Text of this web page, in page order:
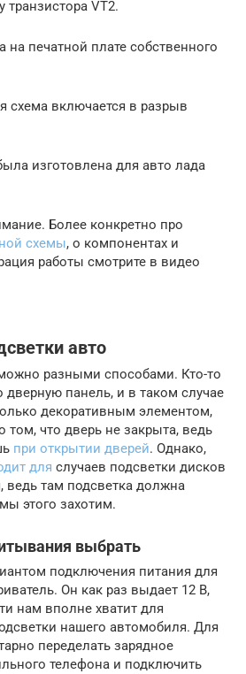
транзистора VT2.
печатной плате собственного
схема включается в разрыв
изготовлена для авто лада
Более конкретно про
схемы, о компонентах и
работы смотрите в видео
авто
разными способами. Кто-то
дверную панель, и в таком случае
декоративным элементом,
что дверь не закрыта, ведь
при открытии дверей. Однако,
для случаев подсветки дисков
там подсветка должна
этого захотим.
выбрать
подключения питания для
Он как раз выдает 12 В,
нам вполне хватит для
нашего автомобиля. Для
переделать зарядное
телефона и подключить